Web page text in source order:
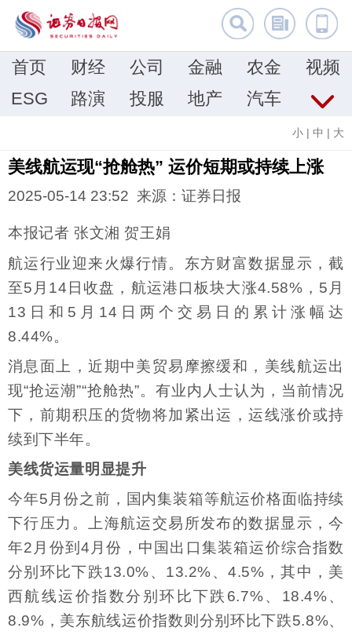
首页 财经 公司 金融 农金
视频
ESG
路演 投服 地产 汽车
小 | 中 | 大
美线航运现“抢舱热” 运价短期或持续上涨
2025-05-14 23:52 来源：证券日报
本报记者 张文湘 贺王娟
航运行业迎来火爆行情。东方财富数据显示，截
至5月14日收盘，航运港口板块大涨4.58%，5月
13日和5月14日两个交易日的累计涨幅达
8.44%。
消息面上，近期中美贸易摩擦缓和，美线航运出
现“抢运潮”“抢舱热”。有业内人士认为，当前情况
下，前期积压的货物将加紧出运，运线涨价或持
续到下半年。
美线货运量明显提升
今年5月份之前，国内集装箱等航运价格面临持续
下行压力。上海航运交易所发布的数据显示，今
年2月份到4月份，中国出口集装箱运价综合指数
分别环比下跌13.0%、13.2%、4.5%，其中，美
西航线运价指数分别环比下跌6.7%、18.4%、
8.9%，美东航线运价指数则分别环比下跌5.8%、